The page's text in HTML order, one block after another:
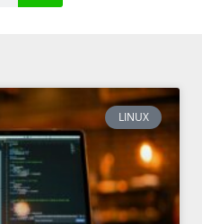
LINUX